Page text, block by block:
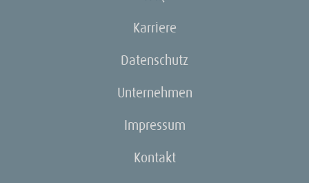
Karriere
Datenschutz
Unternehmen
Impressum
Kontakt